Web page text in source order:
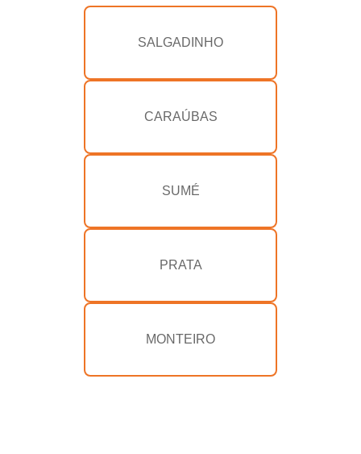
SALGADINHO
CARAÚBAS
SUMÉ
PRATA
MONTEIRO